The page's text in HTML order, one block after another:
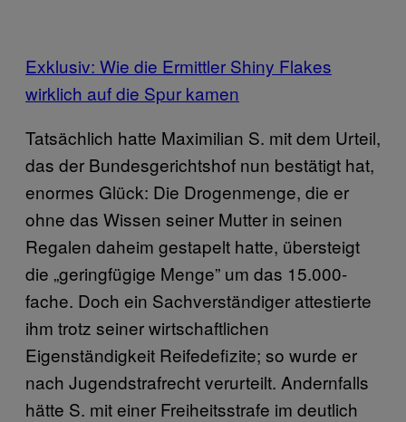
Exklusiv: Wie die Ermittler Shiny Flakes
wirklich auf die Spur kamen
Tatsächlich hatte Maximilian S. mit dem Urteil,
das der Bundesgerichtshof nun bestätigt hat,
enormes Glück: Die Drogenmenge, die er
ohne das Wissen seiner Mutter in seinen
Regalen daheim gestapelt hatte, übersteigt
die „geringfügige Menge” um das 15.000-
fache. Doch ein Sachverständiger attestierte
ihm trotz seiner wirtschaftlichen
Eigenständigkeit Reifedefizite; so wurde er
nach Jugendstrafrecht verurteilt. Andernfalls
hätte S. mit einer Freiheitsstrafe im deutlich